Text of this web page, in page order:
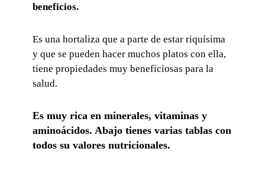
beneficios.
Es una hortaliza que a parte de estar riquísima
y que se pueden hacer muchos platos con ella,
tiene propiedades muy beneficiosas para la
salud.
Es muy rica en minerales, vitaminas y
aminoácidos. Abajo tienes varias tablas con
todos su valores nutricionales.